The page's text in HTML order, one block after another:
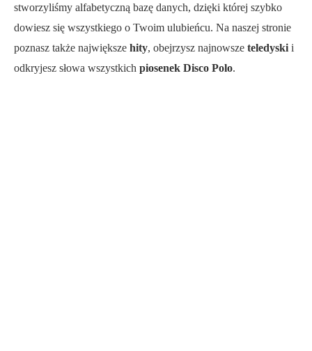
stworzyliśmy alfabetyczną bazę danych, dzięki której szybko
dowiesz się wszystkiego o Twoim ulubieńcu. Na naszej stronie
poznasz także największe hity, obejrzysz najnowsze teledyski i
odkryjesz słowa wszystkich piosenek Disco Polo.